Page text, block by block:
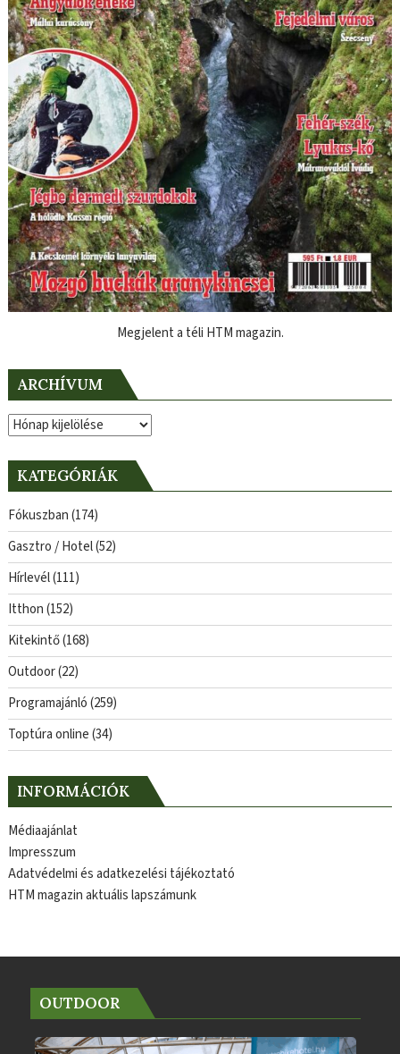
Megjelent a téli HTM magazin.
ARCHÍVUM
Archívum
KATEGÓRIÁK
Fókuszban(174)
Gasztro / Hotel(52)
Hírlevél(111)
Itthon(152)
Kitekintő(168)
Outdoor(22)
Programajánló(259)
Toptúra online(34)
INFORMÁCIÓK
Médiaajánlat
Impresszum
Adatvédelmi és adatkezelési tájékoztató
HTM magazin aktuális lapszámunk
OUTDOOR